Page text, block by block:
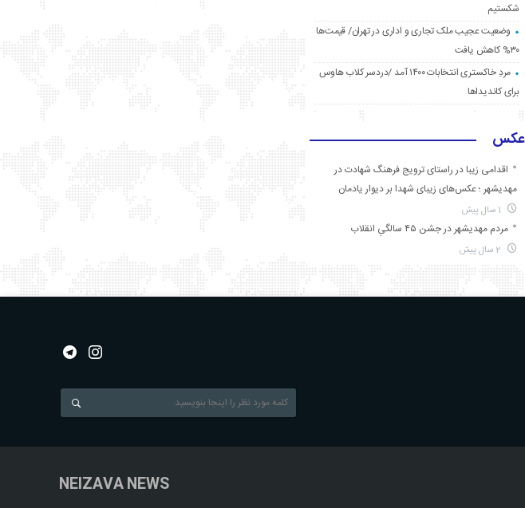
شکستیم
وضعیت عجیب ملک تجاری و اداری در تهران/ قیمت‌ها
۳۰% کاهش یافت
مردِ خاکستری انتخابات ۱۴۰۰ آمد /دردسر کلاب هاوس
برای کاندیداها
عکس
اقدامی زیبا در راستای ترویج فرهنگ شهادت در
مهدیشهر ؛ عکس‌های زیبای شهدا بر دیوار یادمان
مردم مهدیشهر در جشن ۴۵ سالگیِ انقلاب
NEIZAVA NEWS